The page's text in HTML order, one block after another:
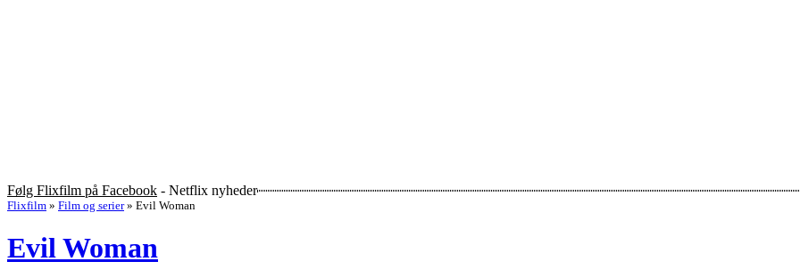
Følg Flixfilm på Facebook - Netflix nyheder
Flixfilm » Film og serier » Evil Woman
Evil Woman